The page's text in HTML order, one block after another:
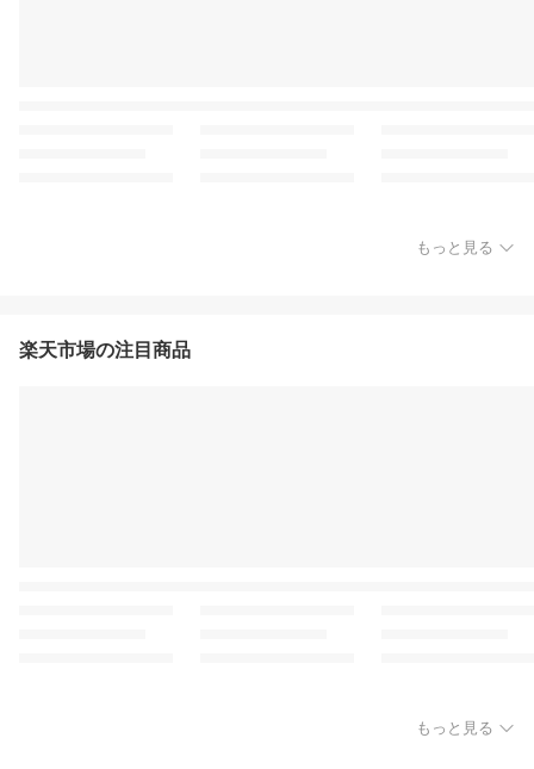
もっと見る
楽天市場の注目商品
もっと見る